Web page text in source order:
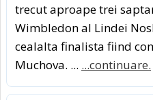
trecut aproape trei
Wimbledon al Lindei
cealalta finalista fiind
Muchova. ... ...continuare.